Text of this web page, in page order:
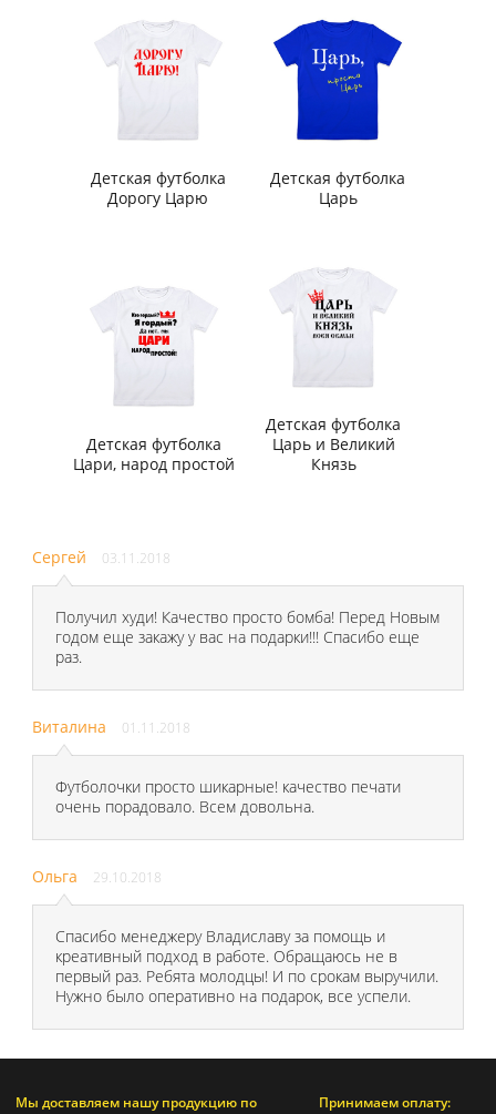
Детская футболка
Дорогу Царю
Детская футболка
Царь
Детская футболка
Цари, народ простой
Детская футболка
Царь и Великий
Князь
Сергей 03.11.2018
Получил худи! Качество просто бомба! Перед Новым
годом еще закажу у вас на подарки!!! Спасибо еще
раз.
Виталина 01.11.2018
Футболочки просто шикарные! качество печати
очень порадовало. Всем довольна.
Ольга 29.10.2018
Спасибо менеджеру Владиславу за помощь и
креативный подход в работе. Обращаюсь не в
первый раз. Ребята молодцы! И по срокам выручили.
Нужно было оперативно на подарок, все успели.
Мы доставляем нашу продукцию по
Принимаем оплату: